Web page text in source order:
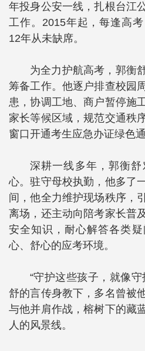
年投身公安一线，扎根台江
工作。2015年起，每逢高
12年从未缺席。
为全力护航高考，郭衡
筹备工作。他逐户排查校园
患，协调工地、商户暂停施
家长等候区域，规范交通秩
窗口开通考生应急办证绿色通
深耕一线多年，郭衡
心。驻守母校执勤，他多了
间，他全力维护现场秩序，
离场，还主动向陪考家长普
安全知识，耐心解答各类
心、舒心的应考环境。
“守护这些孩子，就像
舒的言传身教下，多名曾被
与他并肩作战，榕树下的藏
人的风景线。